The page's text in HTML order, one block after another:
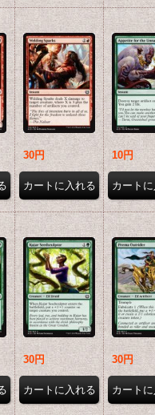
30円 10円
30円 30円